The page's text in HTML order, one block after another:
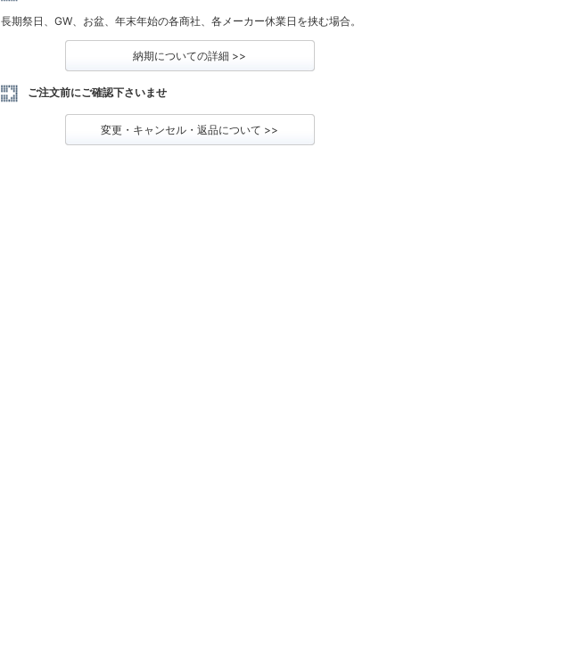
長期祭日、GW、お盆、年末年始の各商社、各メーカー休業日を挟む場合。
納期についての詳細 >>
ご注文前にご確認下さいませ
変更・キャンセル・返品について >>